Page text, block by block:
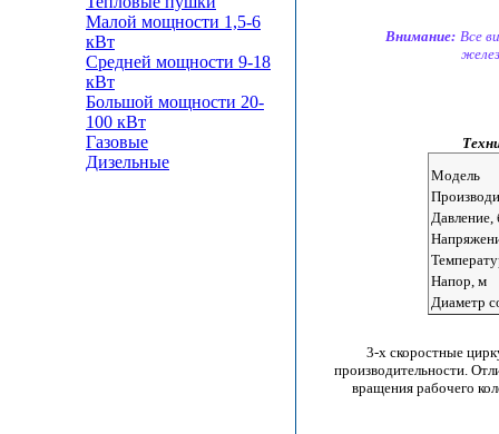
Малой мощности 1,5-6
кВт
Средней мощности 9-18
кВт
Большой мощности 20-
100 кВт
Газовые
Дизельные
Внимание: Все
Модель
Давление,
Напор, м
Диаметр
3-х скоростные
производительности.
вращения рабочего